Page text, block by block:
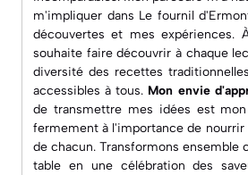
m'impliquer dans Le fournil
découvertes et mes expériences.
souhaite faire découvrir à chaque
diversité des recettes
accessibles à tous. Mon envie
de transmettre mes idées est
fermement à l'importance de
de chacun. Transformons ensemble
table en une célébration des